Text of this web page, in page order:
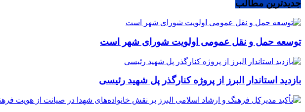
جدیدترین مطالب
توسعه حمل و نقل عمومی اولویت شورای شهر است
بازدید استاندار البرز از پروژه کنارگذر پل شهید رئیسی